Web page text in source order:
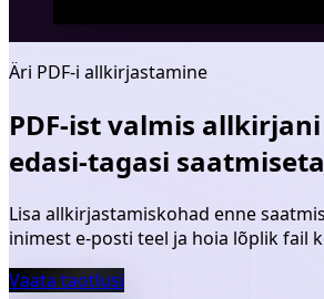
Äri PDF-i allkirjastamine
PDF-ist valmis
edasi-tagasi
Lisa allkirjastamiskohad enne
inimest e-posti teel ja hoia lõplik fail
Vaata taotlusi